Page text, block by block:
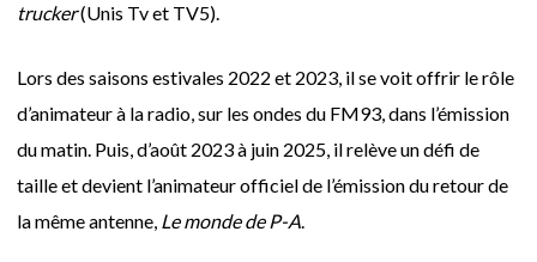
trucker(Unis Tv et TV5).
Lors des saisons estivales 2022 et 2023, il se voit offrir le rôle
d’animateur à la radio, sur les ondes du FM93, dans l’émission
du matin. Puis, d’août 2023 à juin 2025, il relève un défi de
taille et devient l’animateur officiel de l’émission du retour de
la même antenne, Le monde de P-A.